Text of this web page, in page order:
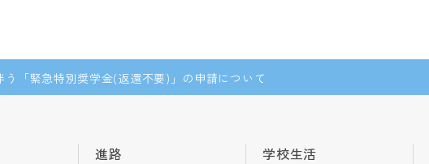
「緊急特別奨学金(返還不要)」の申請について
進路 学校生活